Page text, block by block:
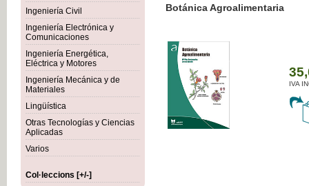
Ingeniería Civil
Ingeniería Electrónica y
Comunicaciones
Ingeniería Energética,
Eléctrica y Motores
Ingeniería Mecánica y de
Materiales
Lingüística
Otras Tecnologías y Ciencias
Aplicadas
Varios
Col·leccions [+/-]
Botánica Agroalimentaria
IVA